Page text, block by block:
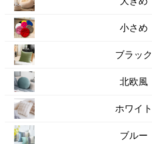
小さめ
ブラック
北欧風
ホワイト
ブルー